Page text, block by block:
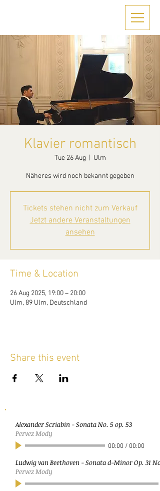
Klavier romantisch
Tue 26 Aug Ulm
Näheres wird noch bekannt gegeben
Tickets stehen nicht zum Verkauf
Jetzt andere Veranstaltungen
ansehen
Time & Location
26 Aug 2025, 19:00 – 20:00
Ulm, 89 Ulm, Deutschland
Share this event
Alexander Scriabin - Sonata No. 5 op. 53
Pervez Mody
00:00 / 00:00
Ludwig van Beethoven - Sonata d-Minor Op. 31
Pervez Mody